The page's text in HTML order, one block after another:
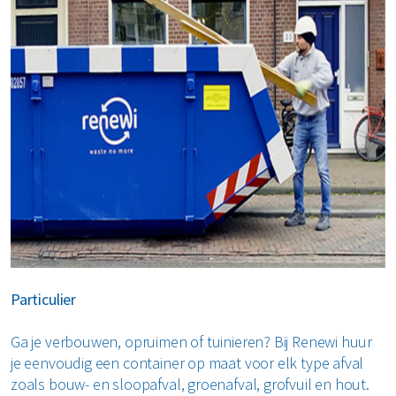
Particulier
Ga je verbouwen, opruimen of tuinieren? Bij Renewi huur
je eenvoudig een container op maat voor elk type afval
zoals bouw- en sloopafval, groenafval, grofvuil en hout.